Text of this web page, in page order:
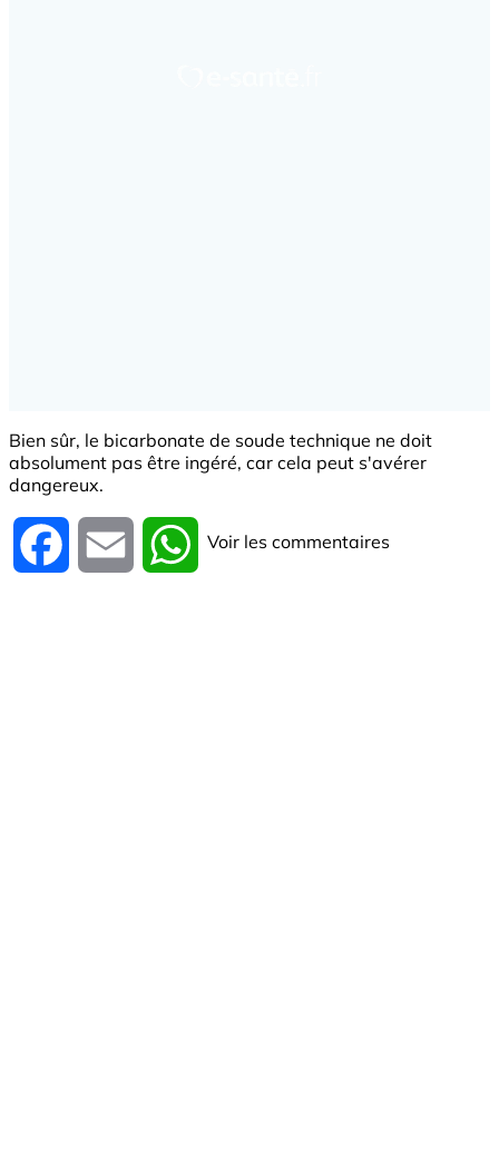
Bien sûr, le bicarbonate de soude technique ne doit
absolument pas être ingéré, car cela peut s'avérer
dangereux.
Facebook Email WhatsApp
Voir les commentaires